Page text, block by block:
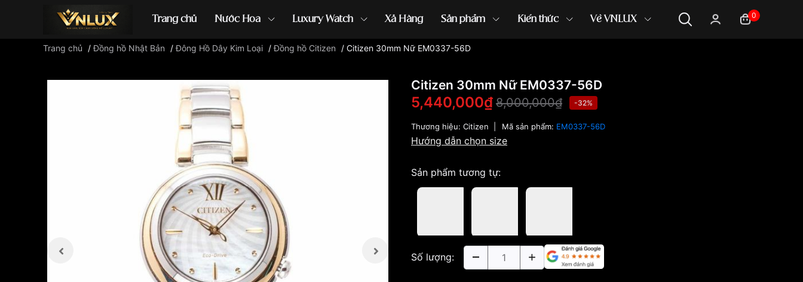
Trang chủ Nước Hoa Luxury Watch Xả Hàng Sản phẩm Kiến thức Về VNLUX 0
Đồng hồ casio đồng hồ G-Shock đồng hồ Orient ...
Trang chủ /Đồng hồ Nhật Bản /Đông Hồ Dây Kim Loại /Đồng hồ Citizen / Citizen 30mm Nữ EM0337-56D
Citizen 30mm Nữ EM0337-56D
5,440,000₫ 8,000,000₫ -32%
Thương hiệu: Citizen Mã sản phẩm: EM0337-56D
Hướng dẫn chọn size
Sản phẩm tương tự:
Số lượng: